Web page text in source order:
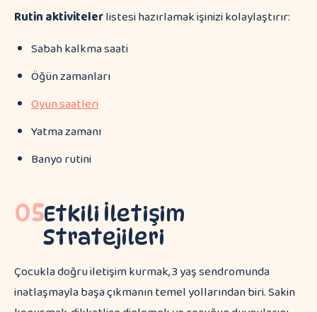
Rutin aktivitelerlistesi hazırlamak işinizi kolaylaştırır:
Sabah kalkma saati
Öğün zamanları
Oyun saatleri
Yatma zamanı
Banyo rutini
05Etkili İletişim
Stratejileri
Çocukla doğru iletişim kurmak, 3 yaş sendromunda
inatlaşmayla başa çıkmanın temel yollarından biri. Sakin